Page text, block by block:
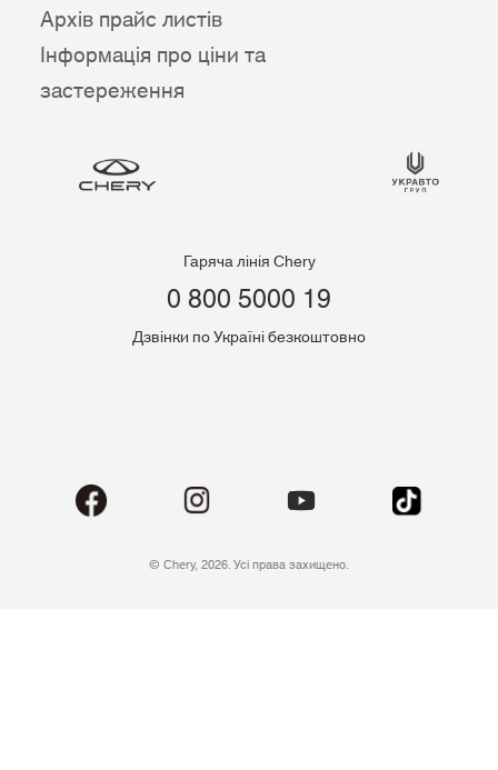
Архів прайс листів
Інформація про ціни та
застереження
Гаряча лінія Chery
0 800 5000 19
Дзвінки по Україні безкоштовно
© Chery, 2026. Усі права захищено.